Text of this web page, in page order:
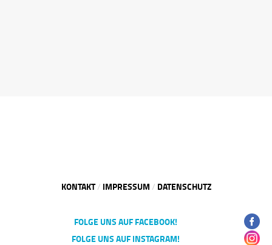
KONTAKT/ IMPRESSUM / DATENSCHUTZ
FOLGE UNS AUF FACEBOOK!
FOLGE UNS AUF INSTAGRAM!